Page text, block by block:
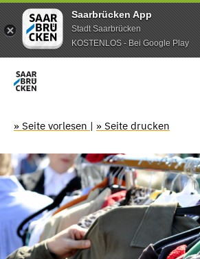
Saarbrücken App
Stadt Saarbrücken
KOSTENLOS - Bei Google Play
» Seite vorlesen | » Seite drucken